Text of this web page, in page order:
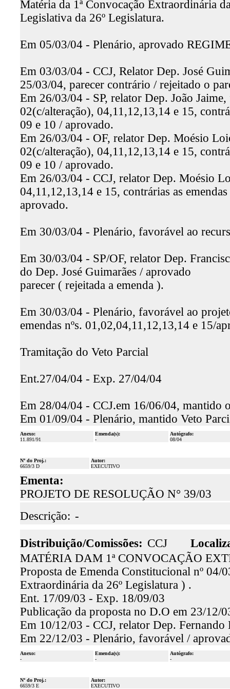
Matéria da 1ª Convocação Extraordinária
Legislativa da 26º Legislatura.
Em 05/03/04 - Plenário, aprovado
Em 03/03/04 - CCJ, Relator Dep. José
25/03/04, parecer contrário / rejeitado o
Em 26/03/04 - SP, relator Dep. João
02(c/alteração), 04,11,12,13,14 e 15,
09 e 10 / aprovado.
Em 26/03/04 - OF, relator Dep. Moésio
02(c/alteração), 04,11,12,13,14 e 15,
09 e 10 / aprovado.
Em 26/03/04 - CCJ, relator Dep. Moésio
04,11,12,13,14 e 15, contrárias as
aprovado.
Em 30/03/04 - Plenário, favorável ao
Em 30/03/04 - SP/OF, relator Dep.
do Dep. José Guimarães / aprovado
parecer ( rejeitada a emenda ).
Em 30/03/04 - Plenário, favorável ao
emendas nºs. 01,02,04,11,12,13,14 e 15/
Tramitação do Veto Parcial
Ent.27/04/04 - Exp. 27/04/04
Em 28/04/04 - CCJ.em 16/06/04, mantido
Em 01/09/04 - Plenário, mantido Veto
Anexo:
11.891/91
Emenda(s):
-
Autógrafo:
08/04
Nº do Proj.:
6659/3 D
Autor:
EXECUTIVO
Ementa:
PROJETO DE RESOLUÇÃO N° 39/03
Descrição: -
Distribuição/Comissões: CCJ
MATÉRIA DAM 1ª CONVOCAÇÃO
Proposta de Emenda Constitucional nº
Extraordinária da 26º Legislatura ) .
Ent. 17/09/03 - Exp. 18/09/03
Publicação da proposta no D.O em 23/12/
Em 10/12/03 - CCJ, relator Dep.
Em 22/12/03 - Plenário, favorável /
Anexo:
-
Emenda(s):
-
Autógrafo:
-
Nº do Proj.:
6659/3 E
Autor:
EXECUTIVO